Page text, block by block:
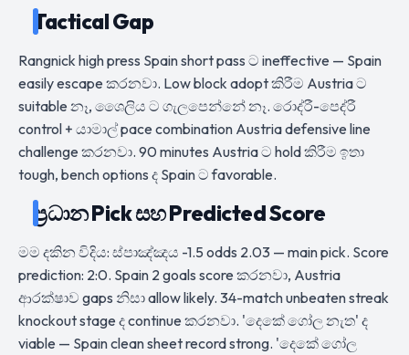
Tactical Gap
Rangnick high press Spain short pass ට ineffective — Spain
easily escape කරනවා. Low block adopt කිරීම Austria ට
suitable නෑ, ශෛලිය ට ගැලපෙන්නේ නෑ. රොද්රී-පෙද්රී
control + යාමාල් pace combination Austria defensive line
challenge කරනවා. 90 minutes Austria ට hold කිරීම ඉතා
tough, bench options ද Spain ට favorable.
ප්‍රධාන Pick සහ Predicted Score
මම දකින විදිය: ස්පාඤ්ඤය -1.5 odds 2.03 — main pick. Score
prediction: 2:0. Spain 2 goals score කරනවා, Austria
ආරක්ෂාව gaps නිසා allow likely. 34-match unbeaten streak
knockout stage ද continue කරනවා. 'දෙකේ ගෝල නැත' ද
viable — Spain clean sheet record strong. 'දෙකේ ගෝල